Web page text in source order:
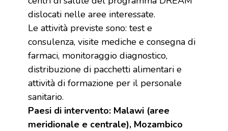
dislocati nelle aree interessate.
Le attività previste sono: test e
consulenza, visite mediche e consegna di
farmaci, monitoraggio diagnostico,
distribuzione di pacchetti alimentari e
attività di formazione per il personale
sanitario.
Paesi di intervento: Malawi (aree
meridionale e centrale), Mozambico